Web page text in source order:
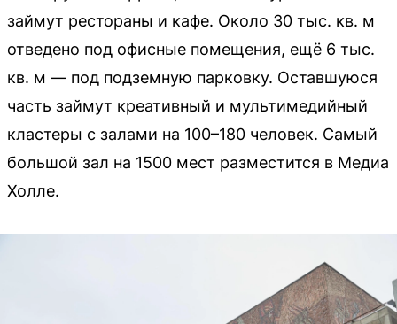
займут рестораны и кафе. Около 30 тыс. кв. м
отведено под офисные помещения, ещё 6 тыс.
кв. м — под подземную парковку. Оставшуюся
часть займут креативный и мультимедийный
кластеры с залами на 100–180 человек. Самый
большой зал на 1500 мест разместится в Медиа
Холле.